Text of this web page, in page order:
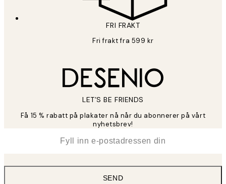
FRI FRAKT
Fri frakt fra 599 kr
LET’S BE FRIENDS
Få 15 % rabatt på plakater nå når du abonnerer på vårt
nyhetsbrev!
SEND